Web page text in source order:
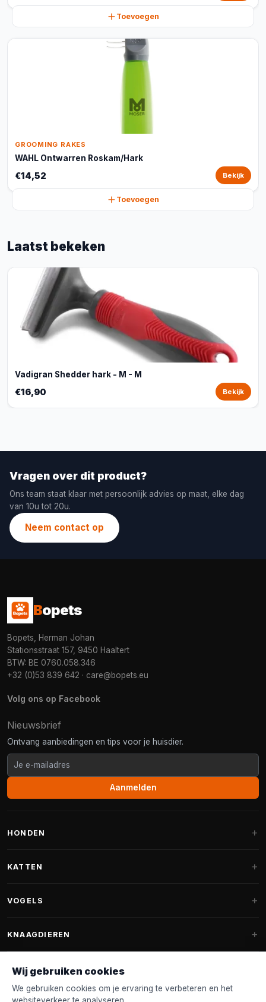
Toevoegen
GROOMING RAKES
WAHL Ontwarren Roskam/Hark
€14,52 Bekijk
Toevoegen
Laatst bekeken
Vadigran Shedder hark - M - M
€16,90 Bekijk
Vragen over dit product?
Ons team staat klaar met persoonlijk advies op maat, elke dag
van 10u tot 20u.
Neem contact op
Bopets
Bopets, Herman Johan
Stationsstraat 157, 9450 Haaltert
BTW: BE 0760.058.346
+32 (0)53 839 642 · care@bopets.eu
Volg ons op Facebook
Nieuwsbrief
Ontvang aanbiedingen en tips voor je huisdier.
Aanmelden
HONDEN
Fantail hondenmanden
Hondenspeelgoed
Halsband & Lijn
KATTEN
Krabpalen voor Maine Coon
VOGELS
Vogelvoer binnenvogels
Voederhuisjes
Nestkastjes & Nesting
KNAAGDIEREN
Knaagdierenvoer
Wij gebruiken cookies
We gebruiken cookies om je ervaring te verbeteren en het